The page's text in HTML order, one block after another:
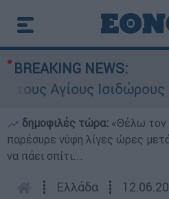
BREAKING NEWS:
Ισιδώρους
δημοφιλές τώρα: «Θέλω τον
παρέσυρε νύφη λίγες ώρες
να πάει σπίτι...
┋ Ελλάδα ┋